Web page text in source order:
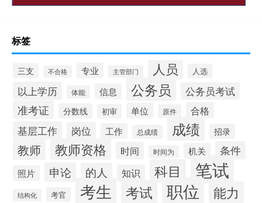
标签
三支 不合格 专业 主管部门 人员 人选
以上学历 体能 信息 公务员 公务员考试
准考证 分数线 初审 单位 原件 合格
基层工作 岗位 工作 总成绩 成绩 招录
教师 教师资格 时间 时间为 机关 条件
照片 申论 的人 知识 科目 笔试
结构化 考官 考生 考试 职位 能力